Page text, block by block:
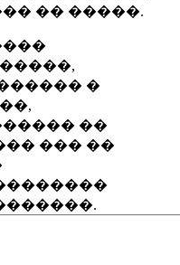
�� �����.
�
��
��� ��